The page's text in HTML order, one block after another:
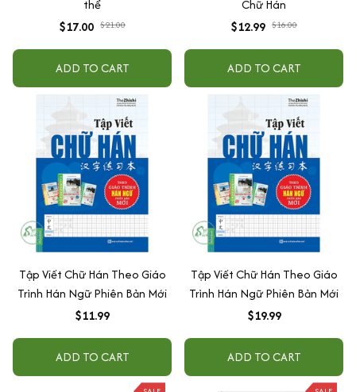
thể
$17.00 $21.00
ADD TO CART
Chữ Hán
$12.99 $16.00
ADD TO CART
Tập Viết Chữ Hán Theo Giáo
Trình Hán Ngữ Phiên Bản Mới
$11.99
ADD TO CART
Tập Viết Chữ Hán Theo Giáo
Trình Hán Ngữ Phiên Bản Mới
$19.99
ADD TO CART